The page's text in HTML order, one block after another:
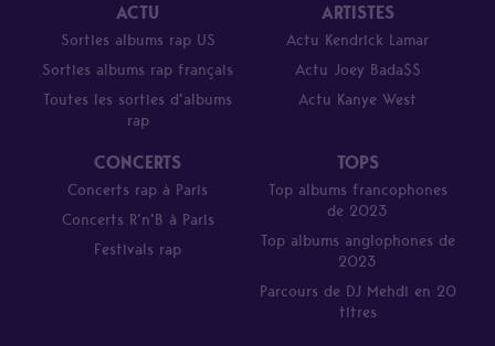
ACTU
Sorties albums rap US
Sorties albums rap français
Toutes les sorties d’albums
rap
ARTISTES
Actu Kendrick Lamar
Actu Joey Bada$$
Actu Kanye West
CONCERTS
Concerts rap à Paris
Concerts R’n’B à Paris
Festivals rap
TOPS
Top albums francophones
de 2023
Top albums anglophones de
2023
Parcours de DJ Mehdi en 20
titres